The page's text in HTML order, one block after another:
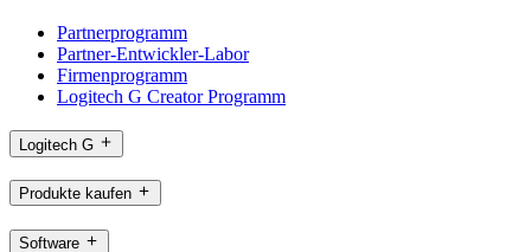
Partnerprogramm
Partner-Entwickler-Labor
Firmenprogramm
Logitech G Creator Programm
Logitech G
Produkte kaufen
Software